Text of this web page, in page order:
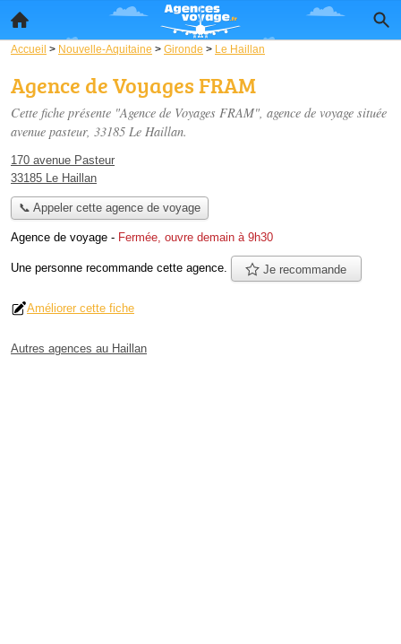
Accueil > Nouvelle-Aquitaine > Gironde > Le Haillan
Agence de Voyages FRAM
Cette fiche présente "Agence de Voyages FRAM", agence de voyage située
avenue pasteur, 33185 Le Haillan.
170 avenue Pasteur
33185 Le Haillan
📞 Appeler cette agence de voyage
Agence de voyage - Fermée, ouvre demain à 9h30
Une personne recommande cette agence. Je recommande
Améliorer cette fiche
Autres agences au Haillan